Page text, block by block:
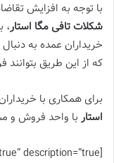
با توجه به افزایش
شکلات تافی مگا استار،
خریداران عمده به دنبال
که از این طریق
برای همکاری با
استار با واحد فروش و
[gravityform id=”2″ title=”true” description=”true”]